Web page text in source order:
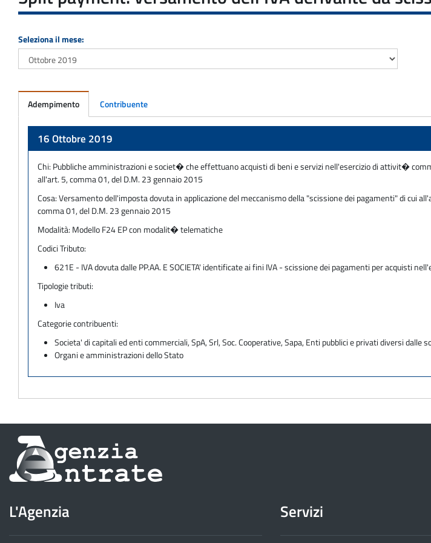
Seleziona il mese:
Adempimento Contribuente
16 Ottobre 2019
Chi: Pubbliche amministrazioni e societ� che effettuano acquisti di beni e servizi nell'esercizio di attivit�
all'art. 5, comma 01, del D.M. 23 gennaio 2015
Cosa:Versamento dell'imposta dovuta in applicazione del meccanismo della "scissione dei pagamenti" di cui
comma 01, del D.M. 23 gennaio 2015
Modalità: Modello F24 EP con modalit� telematiche
Codici Tributo:
621E - IVA dovuta dalle PP.AA. E SOCIETA' identificate ai fini IVA - scissione dei pagamenti per acquisti
Tipologie tributi:
Iva
Categorie contribuenti:
Societa' di capitali ed enti commerciali, SpA, Srl, Soc. Cooperative, Sapa, Enti pubblici e privati diversi dalle
Organi e amministrazioni dello Stato
Informazioni
sul
dell'Agenzia
delle
L'Agenzia Servizi